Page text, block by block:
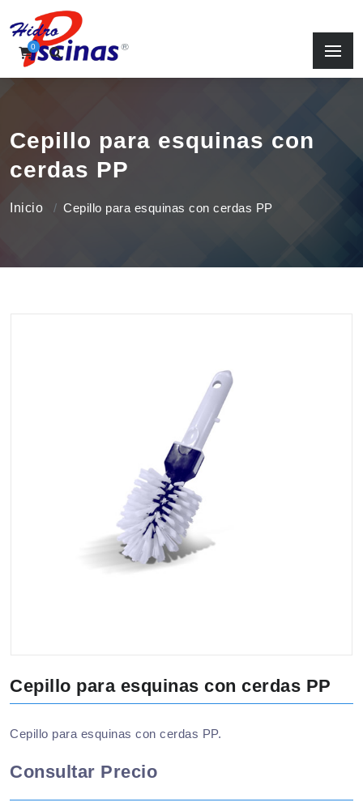
0
Cepillo para esquinas con
cerdas PP
Inicio Cepillo para esquinas con cerdas PP
Cepillo para esquinas con cerdas PP
Cepillo para esquinas con cerdas PP.
Consultar Precio